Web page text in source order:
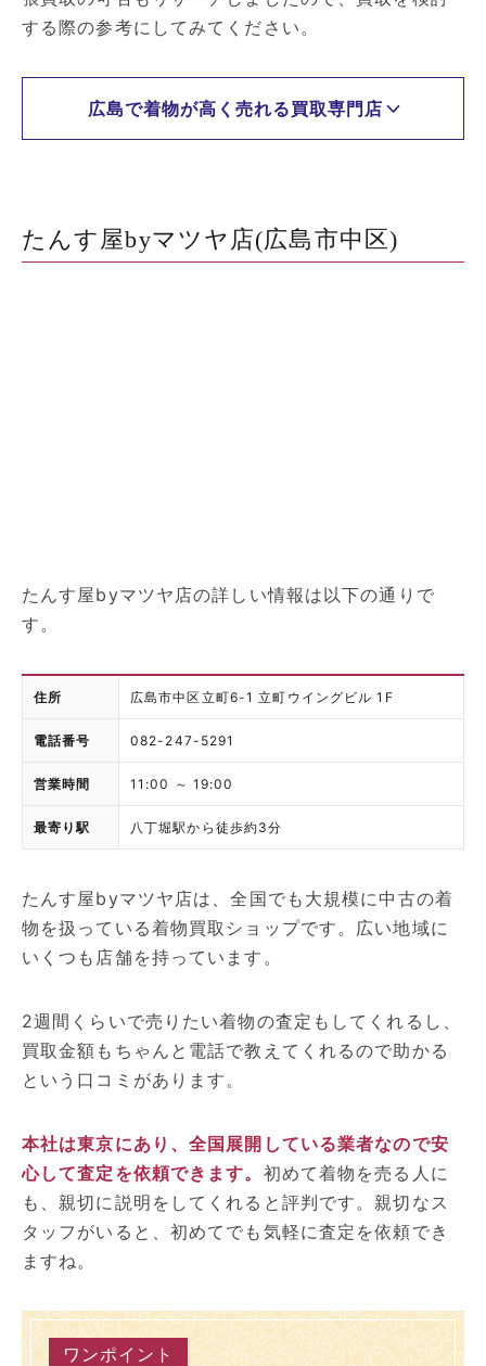
する際の参考にしてみてください。
広島で着物が高く売れる買取専門店
たんす屋byマツヤ店(広島市中区)
たんす屋byマツヤ店の詳しい情報は以下の通りで
す。
住所 広島市中区立町6-1 立町ウイングビル 1F
電話番号 082-247-5291
営業時間 11:00 ～ 19:00
最寄り駅 八丁堀駅から徒歩約3分
たんす屋byマツヤ店は、全国でも大規模に中古の着
物を扱っている着物買取ショップです。広い地域に
いくつも店舗を持っています。
2週間くらいで売りたい着物の査定もしてくれるし、
買取金額もちゃんと電話で教えてくれるので助かる
という口コミがあります。
本社は東京にあり、全国展開している業者なので安
心して査定を依頼できます。 初めて着物を売る人に
も、親切に説明をしてくれると評判です。親切なス
タッフがいると、初めてでも気軽に査定を依頼でき
ますね。